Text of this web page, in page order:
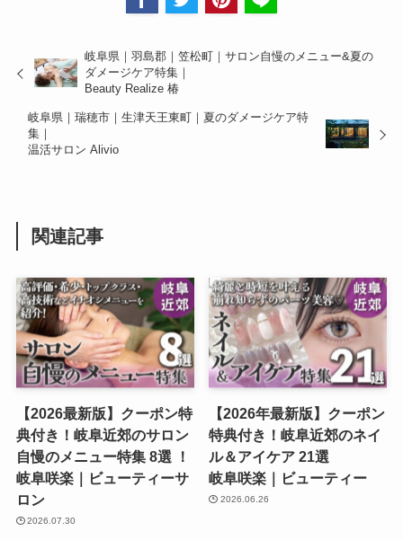
岐阜県｜羽島郡｜笠松町｜サロン自慢のメニュー&夏の
ダメージケア特集｜
Beauty Realize 椿
岐阜県｜瑞穂市｜生津天王東町｜夏のダメージケア特
集｜
温活サロン Alivio
関連記事
【2026最新版】クーポン特
典付き！岐阜近郊のサロン
自慢のメニュー特集 8選 ！
岐阜咲楽｜ビューティーサ
ロン
2026.07.30
【2026年最新版】クーポン
特典付き！岐阜近郊のネイ
ル＆アイケア 21選
岐阜咲楽｜ビューティー
2026.06.26